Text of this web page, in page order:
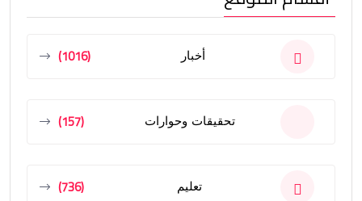
أخبار (1016)
تحقيقات وحوارات (157)
تعليم (736)